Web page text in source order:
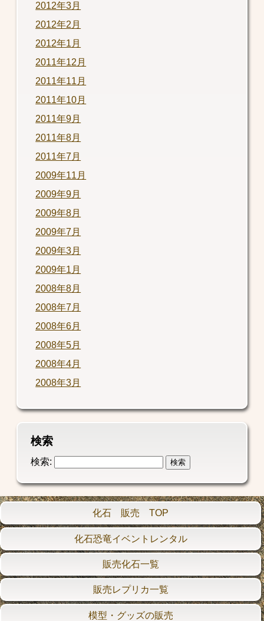
2012年3月
2012年2月
2012年1月
2011年12月
2011年11月
2011年10月
2011年9月
2011年8月
2011年7月
2009年11月
2009年9月
2009年8月
2009年7月
2009年3月
2009年1月
2008年8月
2008年7月
2008年6月
2008年5月
2008年4月
2008年3月
検索
検索:
化石 販売 TOP
化石恐竜イベントレンタル
販売化石一覧
販売レプリカ一覧
模型・グッズの販売